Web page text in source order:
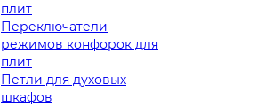
плит
Переключатели
режимов конфорок для
плит
Петли для духовых
шкафов